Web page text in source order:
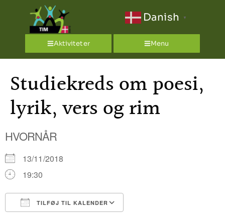
Danish ▼
Aktiviteter Menu
Studiekreds om poesi,
lyrik, vers og rim
HVORNÅR
13/11/2018
19:30
TILFØJ TIL KALENDER